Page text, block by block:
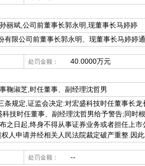
丽斌,公司前董事长郭永明,现董事长马婷婷
有限公司前董事长郭永明、现董事长马婷婷通
处罚金额： 40.0000万元
鞠淑芝,时任董事、副经理沈哲男
条规定,证监会决定:对宏盛科技时任董事长
技时任董事、副经理沈哲男给予警告;同时
之日起,终身不得从事证券业务或者担任上
人申请并经相关人民法院裁定破产重整.因
处罚金额： --